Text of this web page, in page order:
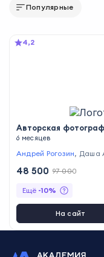
Популярные
4,2
Авторская
6 месяцев
Андрей Рогозин, Даша
ья Нодия ,Александр
ва,Дима Гущин
пов,Ира Даль,Андрей
Алена Кукушкина
48 500 97 000
Ещё -10%
На сайт